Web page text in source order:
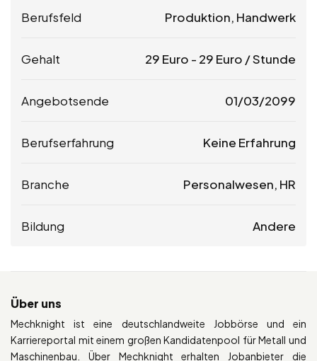
Berufsfeld Produktion, Handwerk
Gehalt 29 Euro - 29 Euro / Stunde
Angebotsende 01/03/2099
Berufserfahrung Keine Erfahrung
Branche Personalwesen, HR
Bildung Andere
Über uns
Mechknight ist eine deutschlandweite Jobbörse und ein
Karriereportal mit einem großen Kandidatenpool für Metall und
Maschinenbau. Über Mechknight erhalten Jobanbieter die